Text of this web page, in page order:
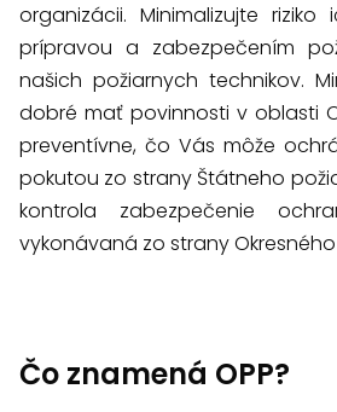
organizácii. Minimalizujte
prípravou a zabezpečením
našich požiarnych technikov.
dobré mať povinnosti v oblasti
preventívne, čo Vás môže
pokutou zo strany Štátneho
kontrola zabezpečenie
vykonávaná zo strany
Čo znamená OPP?